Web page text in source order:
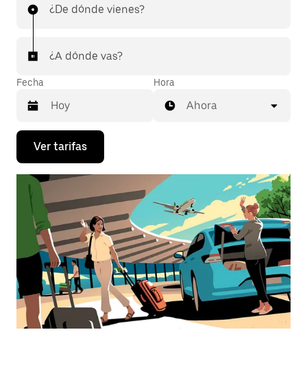
¿De dónde vienes?
¿A dónde vas?
Fecha
Presiona
flecha
hacia
abajo
para
interactuar
con
calendario
y
selecciona
una
fecha.
Presiona
la
Hora
Ahora
Ver tarifas